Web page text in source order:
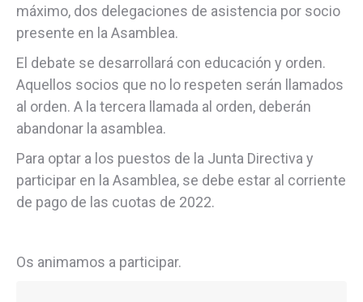
máximo, dos delegaciones de asistencia por socio
presente en la Asamblea.
El debate se desarrollará con educación y orden.
Aquellos socios que no lo respeten serán llamados
al orden. A la tercera llamada al orden, deberán
abandonar la asamblea.
Para optar a los puestos de la Junta Directiva y
participar en la Asamblea, se debe estar al corriente
de pago de las cuotas de 2022.
Os animamos a participar.